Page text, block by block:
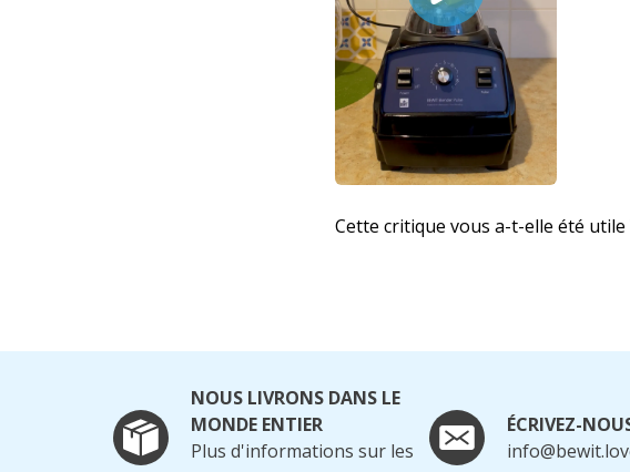
Cette critique vous a-t-elle été utile
NOUS LIVRONS DANS LE
MONDE ENTIER
Plus d'informations sur les
ÉCRIVEZ-